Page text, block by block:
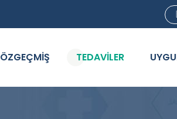
ÖZGEÇMİŞ TEDAVİLER